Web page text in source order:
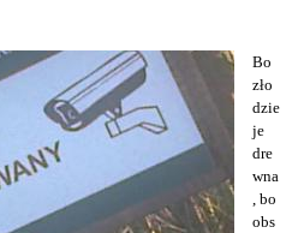
Bo
zło
dzie
je
dre
wna
, bo
obs